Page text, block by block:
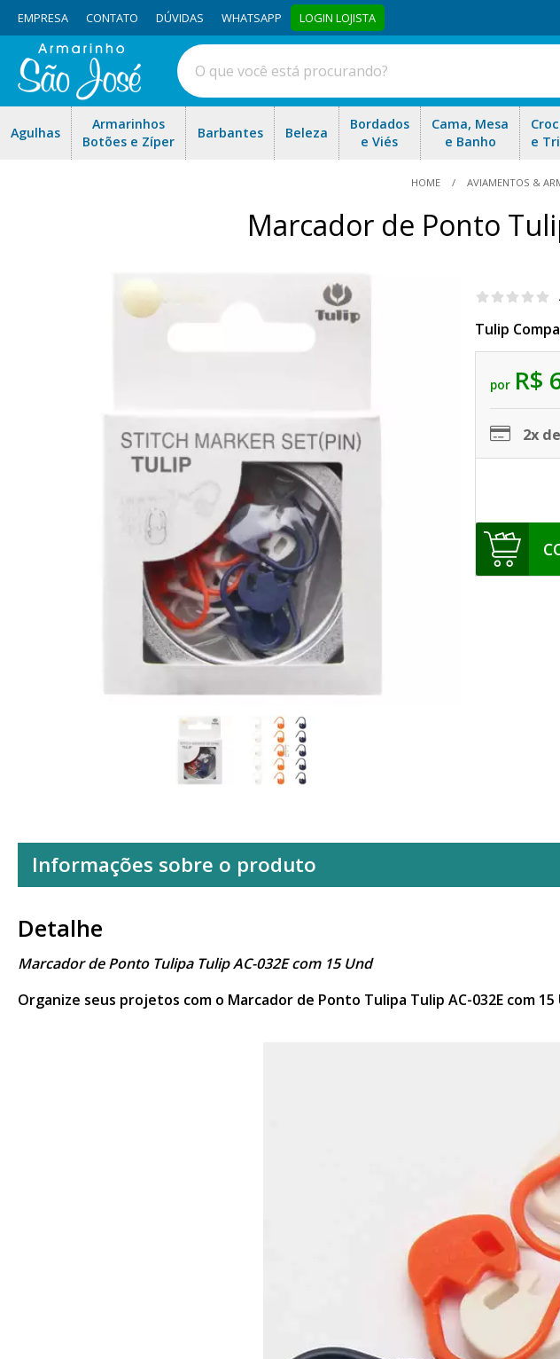
EMPRESA CONTATO DÚVIDAS WHATSAPP LOGIN LOJISTA
Agulhas
Armarinhos
Botões e Zíper
Barbantes Beleza
Bordados
e Viés
Cama, Mesa
e Banho
e
HOME AVIAMENTOS &
Marcador de Ponto
Tulip
por R$
2x
Informações sobre o produto
Detalhe
Marcador de Ponto Tulipa Tulip AC-032E com 15 Und
Organize seus projetos com o Marcador de Ponto Tulipa Tulip AC-032E com